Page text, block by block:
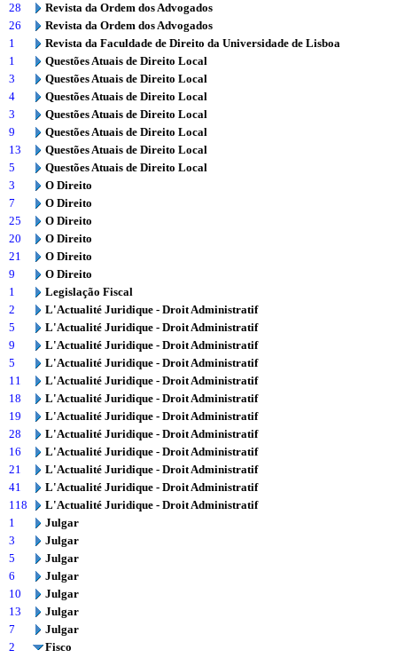
28
Revista da Ordem dos Advogados
26
Revista da Ordem dos Advogados
1
Revista da Faculdade de Direito da Universidade de Lisboa
1
Questões Atuais de Direito Local
3
Questões Atuais de Direito Local
4
Questões Atuais de Direito Local
3
Questões Atuais de Direito Local
9
Questões Atuais de Direito Local
13
Questões Atuais de Direito Local
5
Questões Atuais de Direito Local
3
O Direito
7
O Direito
25
O Direito
20
O Direito
21
O Direito
9
O Direito
1
Legislação Fiscal
2
L'Actualité Juridique - Droit Administratif
5
L'Actualité Juridique - Droit Administratif
9
L'Actualité Juridique - Droit Administratif
5
L'Actualité Juridique - Droit Administratif
11
L'Actualité Juridique - Droit Administratif
18
L'Actualité Juridique - Droit Administratif
19
L'Actualité Juridique - Droit Administratif
28
L'Actualité Juridique - Droit Administratif
16
L'Actualité Juridique - Droit Administratif
21
L'Actualité Juridique - Droit Administratif
41
L'Actualité Juridique - Droit Administratif
118
L'Actualité Juridique - Droit Administratif
1
Julgar
3
Julgar
5
Julgar
6
Julgar
10
Julgar
13
Julgar
7
Julgar
2
Fisco